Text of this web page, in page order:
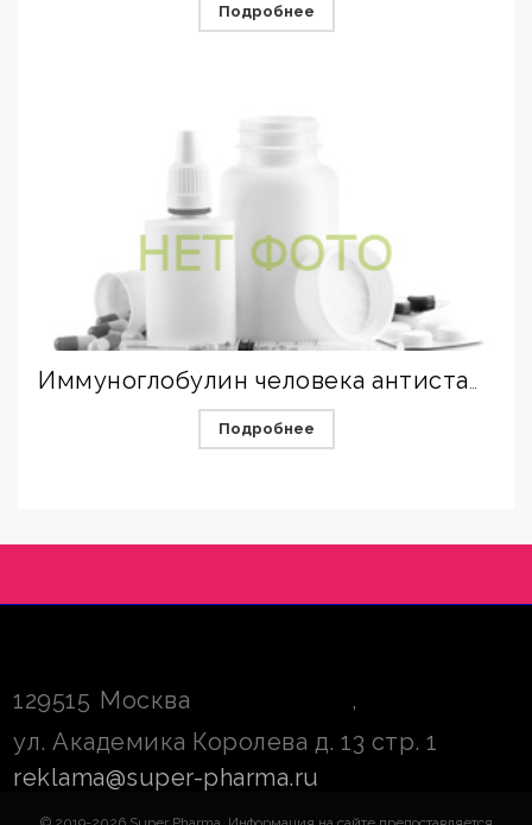
Подробнее
Подробнее
129515 Москва
,
ул. Академика Королева д. 13 стр. 1
reklama@super-pharma.ru